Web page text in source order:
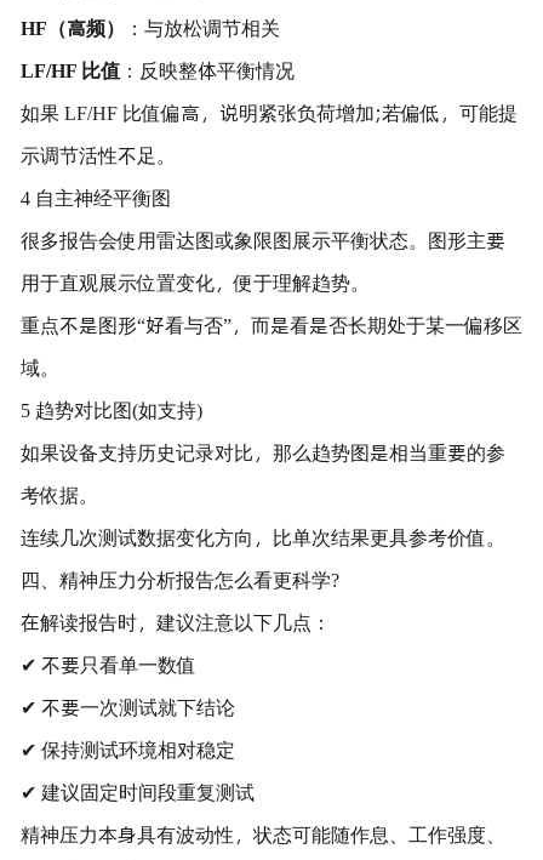
HF（高频）
：与放松调节相关
LF/HF 比值：反映整体平衡情况
如果 LF/HF 比值偏高，说明紧张负荷增加;若偏低，可能提
示调节活性不足。
4 自主神经平衡图
很多报告会使用雷达图或象限图展示平衡状态。图形主要
用于直观展示位置变化，便于理解趋势。
重点不是图形“好看与否”，而是看是否长期处于某一偏移区
域。
5 趋势对比图(如支持)
如果设备支持历史记录对比，那么趋势图是相当重要的参
考依据。
连续几次测试数据变化方向，比单次结果更具参考价值。
四、精神压力分析报告怎么看更科学?
在解读报告时，建议注意以下几点：
✔ 不要只看单一数值
✔ 不要一次测试就下结论
✔ 保持测试环境相对稳定
✔ 建议固定时间段重复测试
精神压力本身具有波动性，状态可能随作息、工作强度、